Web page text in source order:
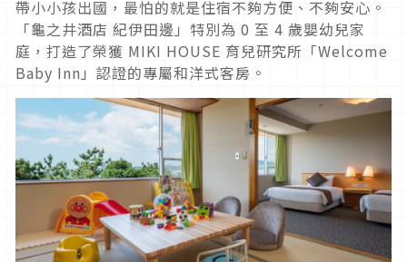
帶小小孩出國，最怕的就是住宿不夠方便、不夠安心。
「龜之井酒店 紀伊田邊」特別為 0 至 4 歲嬰幼兒家
庭，打造了榮獲 MIKI HOUSE 育兒研究所「Welcome
Baby Inn」認證的專屬和洋式客房。